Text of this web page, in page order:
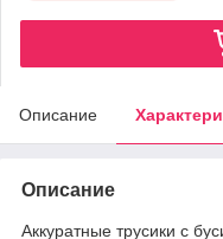
Описание
Описание
Аккуратные трусики с